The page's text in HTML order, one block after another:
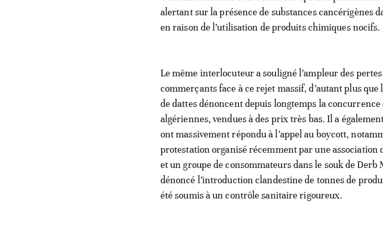
alertant sur la présence de substances cancérigènes
en raison de l’utilisation de produits chimiques nocifs.
Le même interlocuteur a souligné l’ampleur des
commerçants face à ce rejet massif, d’autant plus
de dattes dénoncent depuis longtemps la concurrence
algériennes, vendues à des prix très bas. Il a
ont massivement répondu à l’appel au boycott,
protestation organisé récemment par une association
et un groupe de consommateurs dans le souk de
dénoncé l’introduction clandestine de tonnes de
été soumis à un contrôle sanitaire rigoureux.